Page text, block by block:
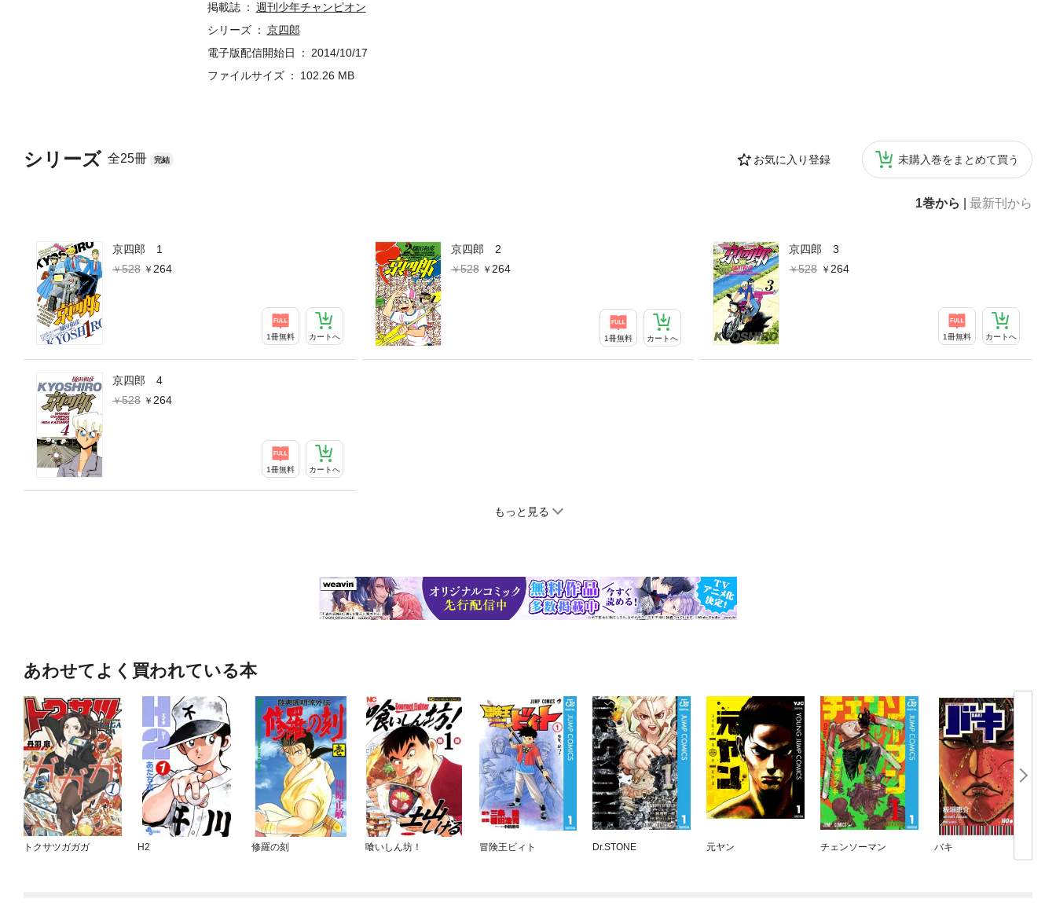
シリーズ 全25冊 完結 お気に入り登録 未購入巻をまとめて買う
1巻から 最新刊から
京四郎 1
528
264
1冊無料 カートへ
京四郎 2
528
264
1冊無料 カートへ
京四郎 3
528
264
1冊無料 カートへ
京四郎 4
528
264
1冊無料 カートへ
もっと見る
掲載誌
週刊少年チャンピオン
シリーズ
京四郎
電子版配信開始日
2014/10/17
ファイルサイズ
102.26 MB
あわせてよく買われている本
トクサツガガガ H2 修羅の刻 喰いしん坊！ 冒険王ビィト Dr.STONE 元ヤン チェンソーマン バキ